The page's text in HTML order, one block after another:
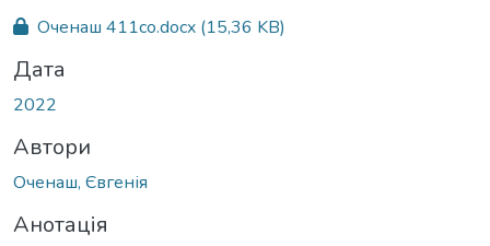
Оченаш 411со.docx (15,36 KB)
Дата
2022
Автори
Оченаш, Євгенія
Анотація